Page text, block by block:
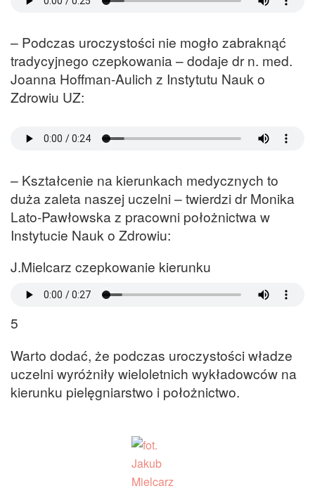
– Podczas uroczystości nie mogło zabraknąć
tradycyjnego czepkowania – dodaje dr n. med.
Joanna Hoffman-Aulich z Instytutu Nauk o
Zdrowiu UZ:
– Kształcenie na kierunkach medycznych to
duża zaleta naszej uczelni – twierdzi dr Monika
Lato-Pawłowska z pracowni położnictwa w
Instytucie Nauk o Zdrowiu:
J.Mielcarz czepkowanie kierunku
5
Warto dodać, że podczas uroczystości władze
uczelni wyróżniły wieloletnich wykładowców na
kierunku pielęgniarstwo i położnictwo.